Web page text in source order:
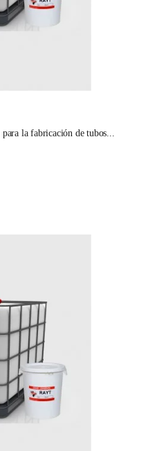
para la fabricación de tubos